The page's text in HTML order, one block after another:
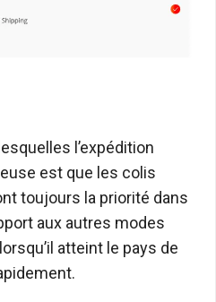
l’expédition
est que les colis
toujours la priorité dans
aux autres modes
atteint le pays de